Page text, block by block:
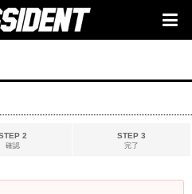
2
確認
STEP 3
完了